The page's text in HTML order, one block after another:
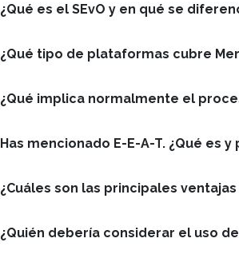
¿Qué es el SEvO y en qué se
¿Qué tipo de plataformas cubre
¿Qué implica normalmente el
Has mencionado E-E-A-T. ¿Qué es
¿Cuáles son las principales
¿Quién debería considerar el uso